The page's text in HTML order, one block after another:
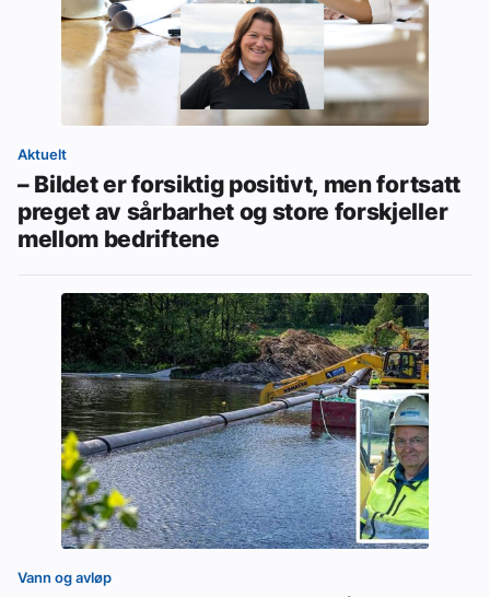
Aktuelt
– Bildet er forsiktig positivt, men fortsatt
preget av sårbarhet og store forskjeller
mellom bedriftene
Vann og avløp